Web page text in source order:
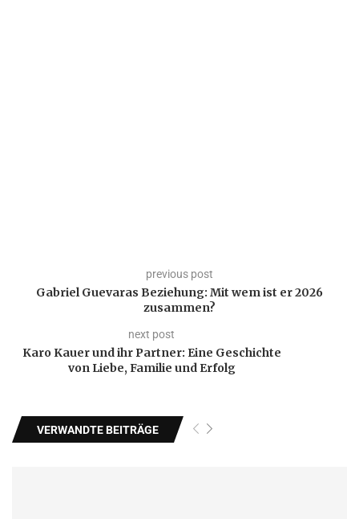
previous post
Gabriel Guevaras Beziehung: Mit wem ist er 2026
zusammen?
next post
Karo Kauer und ihr Partner: Eine Geschichte
von Liebe, Familie und Erfolg
VERWANDTE BEITRÄGE